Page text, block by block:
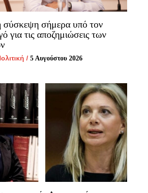
σύσκεψη σήμερα υπό τον
για τις αποζημιώσεις των
/ 5 Αυγούστου 2026